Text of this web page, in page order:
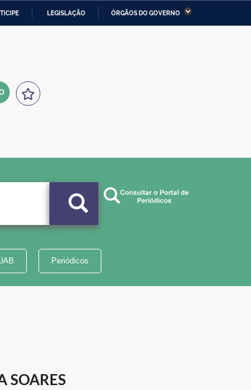
LEGISLAÇÃO ÓRGÃOS DO GOVERNO
Economia Ministério da Infraestrutura
Periódicos
SOARES